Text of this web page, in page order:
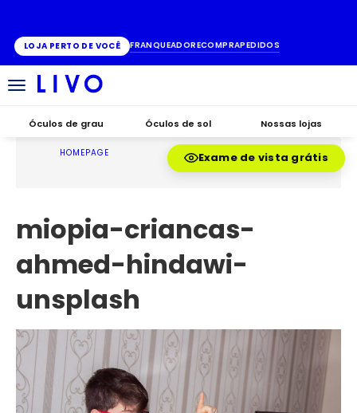
LOJA PERTO DE VOCÊ FRANQUEADORECOMPRAPEDIDOS
Alternar
Óculos de grau Óculos de sol Nossas lojas
Exame de vista grátis
HOMEPAGE
miopia-criancas-
ahmed-hindawi-
unsplash